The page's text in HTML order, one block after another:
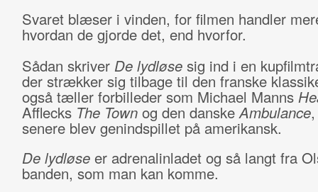
Svaret blæser i vinden, for filmen handler
hvordan de gjorde det, end hvorfor.
Sådan skriver De lydløsesig ind i en
der strækker sig tilbage til den franske
også tæller forbilleder som Michael Manns
Afflecks The Townog den danskeAmbulance
senere blev genindspillet på amerikansk.
De lydløseer adrenalinladet og så langt fra
banden, som man kan komme.